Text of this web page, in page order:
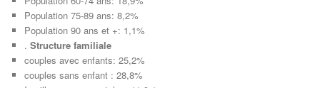
Population 75-89 ans: 8,2%
Population 90 ans et +: 1,1%
.Structure familiale
couples avec enfants: 25,2%
couples sans enfant : 28,8%